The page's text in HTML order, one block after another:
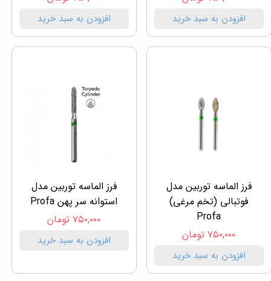
افزودن به سبد خرید افزودن به سبد خرید
فرز الماسه توربین مدل
فوتبالی (تخم مرغی)
Profa
۷۵۰,۰۰۰ تومان
افزودن به سبد خرید
فرز الماسه توربین مدل
استوانه سر پهن Profa
۷۵۰,۰۰۰ تومان
افزودن به سبد خرید